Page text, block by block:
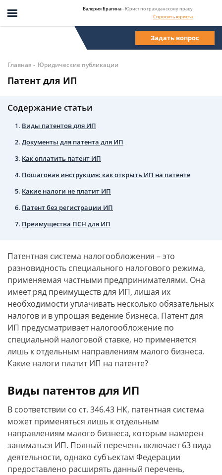
Валерия Брагина- Юрист по гражданскому праву
Спросить юриста
Задать вопрос
Главная - Юридические публикации
Патент для ИП
Содержание статьи
Виды патентов для ИП
Документы для патента для ИП
Как оплатить патент ИП
Пошаговая инструкция: как открыть ИП на патенте
Какие налоги не платит ИП
Патент без регистрации ИП
Преимущества ПСН для ИП
Патентная система налогообложения – это
разновидность специального налогового режима,
применяемая частными предпринимателями. Она
имеет ряд преимуществ для ИП, лишая их
необходимости уплачивать несколько обязательных
налогов и в упрощая ведение бизнеса. Патент для
ИП предусматривает налогообложение по
специальной налоговой ставке, но применяется
лишь к отдельным направлениям малого бизнеса.
Какие налоги платит ИП на патенте?
Виды патентов для ИП
В соответствии со ст. 346.43 НК, патентная система
может применяться лишь к отдельным
направлениям малого бизнеса, которым намерен
заниматься ИП. Полный перечень включает 63 вида
деятельности, однако субъектам Федерации
предоставлено расширять данный перечень,